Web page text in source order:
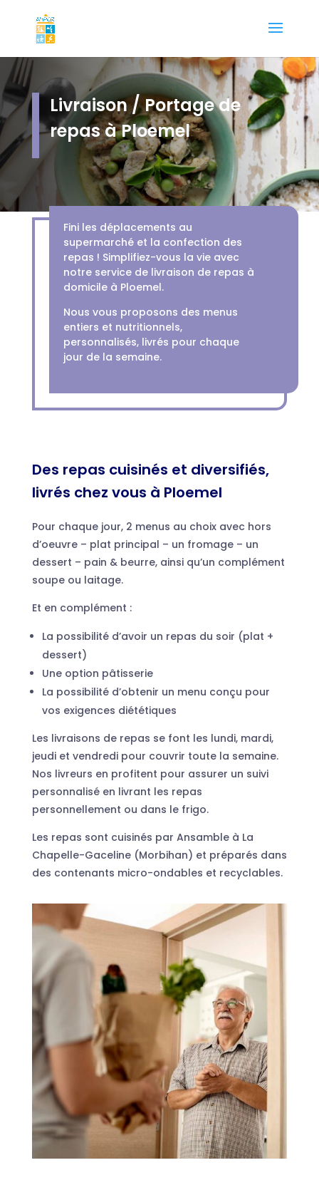
Livraison / Portage de
repas à Ploemel
Fini les déplacements au
supermarché et la confection des
repas ! Simplifiez-vous la vie avec
notre service de livraison de repas à
domicile à Ploemel.
Nous vous proposons des menus
entiers et nutritionnels,
personnalisés, livrés pour chaque
jour de la semaine.
Des repas cuisinés et diversifiés,
livrés chez vous à Ploemel
Pour chaque jour, 2 menus au choix avec hors
d’oeuvre – plat principal – un fromage – un
dessert – pain & beurre, ainsi qu’un complément
soupe ou laitage.
Et en complément :
La possibilité d’avoir un repas du soir (plat +
dessert)
Une option pâtisserie
La possibilité d’obtenir un menu conçu pour
vos exigences diététiques
Les livraisons de repas se font les lundi, mardi,
jeudi et vendredi pour couvrir toute la semaine.
Nos livreurs en profitent pour assurer un suivi
personnalisé en livrant les repas
personnellement ou dans le frigo.
Les repas sont cuisinés par Ansamble à La
Chapelle-Gaceline (Morbihan) et préparés dans
des contenants micro-ondables et recyclables.